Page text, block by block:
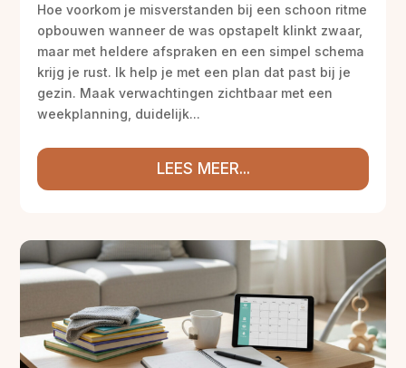
Hoe voorkom je misverstanden bij een schoon ritme
opbouwen wanneer de was opstapelt klinkt zwaar,
maar met heldere afspraken en een simpel schema
krijg je rust. Ik help je met een plan dat past bij je
gezin. Maak verwachtingen zichtbaar met een
weekplanning, duidelijk...
LEES MEER...